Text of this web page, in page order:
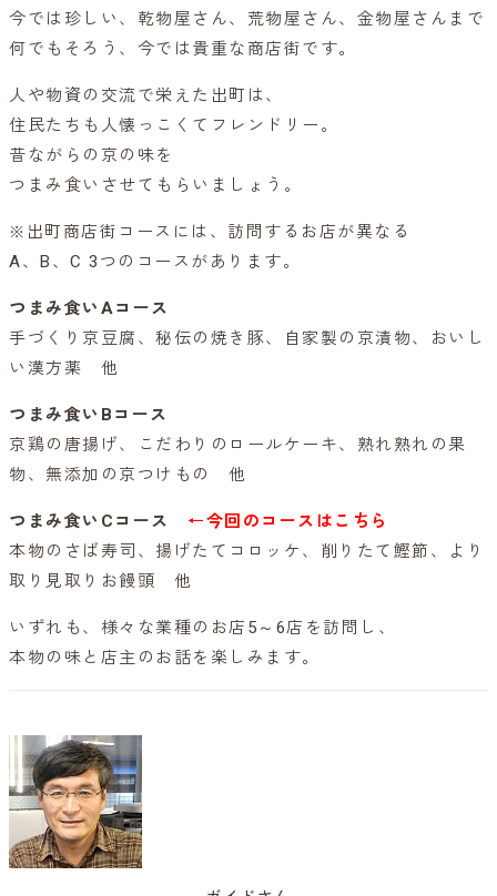
今では珍しい、乾物屋さん、荒物屋さん、金物屋さんまで
何でもそろう、今では貴重な商店街です。
人や物資の交流で栄えた出町は、
住民たちも人懐っこくてフレンドリー。
昔ながらの京の味を
つまみ食いさせてもらいましょう。
※出町商店街コースには、訪問するお店が異なる
A、B、C 3つのコースがあります。
つまみ食いAコース
手づくり京豆腐、秘伝の焼き豚、自家製の京漬物、おいし
い漢方薬 他
つまみ食いBコース
京鶏の唐揚げ、こだわりのロールケーキ、熟れ熟れの果
物、無添加の京つけもの 他
つまみ食いCコース
←今回のコースはこちら
本物のさば寿司、揚げたてコロッケ、削りたて鰹節、より
取り見取りお饅頭 他
いずれも、様々な業種のお店5～6店を訪問し、
本物の味と店主のお話を楽しみます。